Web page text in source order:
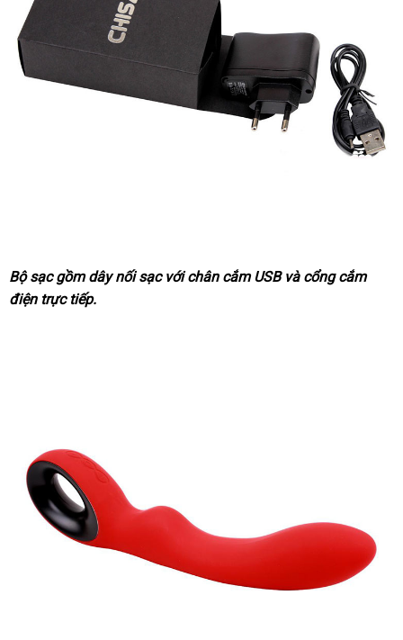
Bộ sạc gồm dây nối sạc tiki
với chân cắm USB giảm
và cổng cắm
điện trực tiếp.